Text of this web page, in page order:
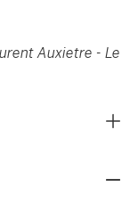
Auxietre - Le